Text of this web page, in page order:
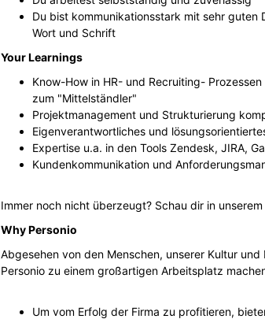
Du bist kommunikationsstark mit sehr guten
Wort und Schrift
Your Learnings
Know-How in HR- und Recruiting-
zum "Mittelständler"
Projektmanagement und Strukturierung
Eigenverantwortliches und
Expertise u.a. in den Tools Zendesk, JIRA,
Kundenkommunikation und
Immer noch nicht überzeugt? Schau dir in
Why Personio
Abgesehen von den Menschen, unserer Kultur
Personio zu einem großartigen Arbeitsplatz
Um vom Erfolg der Firma zu profitieren,